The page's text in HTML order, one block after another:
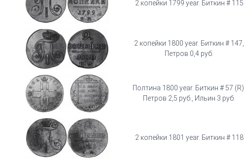
2 копейки 1799 year. Биткин # 115
2 копейки 1800 year. Биткин # 147,
Петров 0,4 руб.
Полтина 1800 year. Биткин # 57 (R),
Петров 2,5 руб., Ильин 3 руб.
2 копейки 1801 year. Биткин # 118